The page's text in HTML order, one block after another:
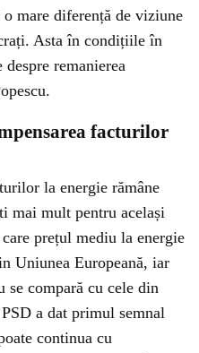
o mare diferență de viziune
Asta în condițiile în
despre remanierea
facturilor
la energie rămâne
mai mult pentru același
prețul mediu la energie
Uniunea Europeană, iar
compară cu cele din
a dat primul semnal
continua cu